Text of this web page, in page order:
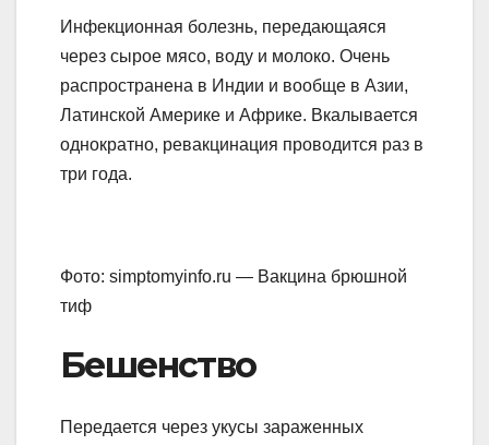
Инфекционная болезнь, передающаяся
через сырое мясо, воду и молоко. Очень
распространена в Индии и вообще в Азии,
Латинской Америке и Африке. Вкалывается
однократно, ревакцинация проводится раз в
три года.
Фото: simptomyinfo.ru — Вакцина брюшной
тиф
Бешенство
Передается через укусы зараженных